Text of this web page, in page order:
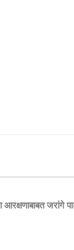
आरक्षणाबाबत जरांगे